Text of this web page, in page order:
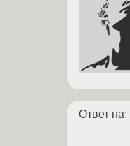
Ответ на: